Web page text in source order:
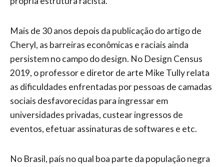
Mais de 30 anos depois da publicação do artigo de
Cheryl, as barreiras econômicas e raciais ainda
persistem no campo do design. No Design Census
2019, o professor e diretor de arte Mike Tully relata
as dificuldades enfrentadas por pessoas de camadas
sociais desfavorecidas para ingressar em
universidades privadas, custear ingressos de
eventos, efetuar assinaturas de softwares e etc.
No Brasil, país no qual boa parte da população negra